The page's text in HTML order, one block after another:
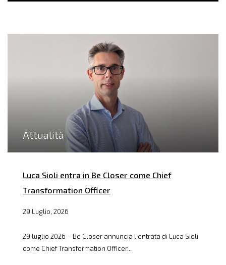
Attualità
Luca Sioli entra in Be Closer come Chief
Transformation Officer
29 Luglio, 2026
29 luglio 2026 – Be Closer annuncia l’entrata di Luca Sioli
come Chief Transformation Officer...